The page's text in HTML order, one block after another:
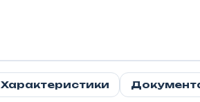
Характеристики